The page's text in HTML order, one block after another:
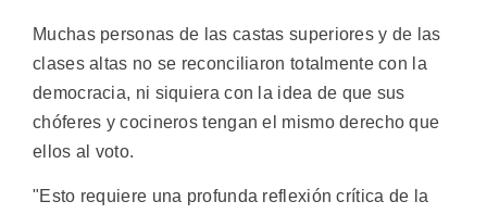
Muchas personas de las castas superiores y de las
clases altas no se reconciliaron totalmente con la
democracia, ni siquiera con la idea de que sus
chóferes y cocineros tengan el mismo derecho que
ellos al voto.
"Esto requiere una profunda reflexión crítica de la